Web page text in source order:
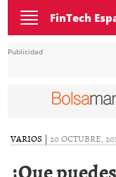
Toggle
navigation
FinTech
Publicidad
VARIOS | 20 OCTUBRE,